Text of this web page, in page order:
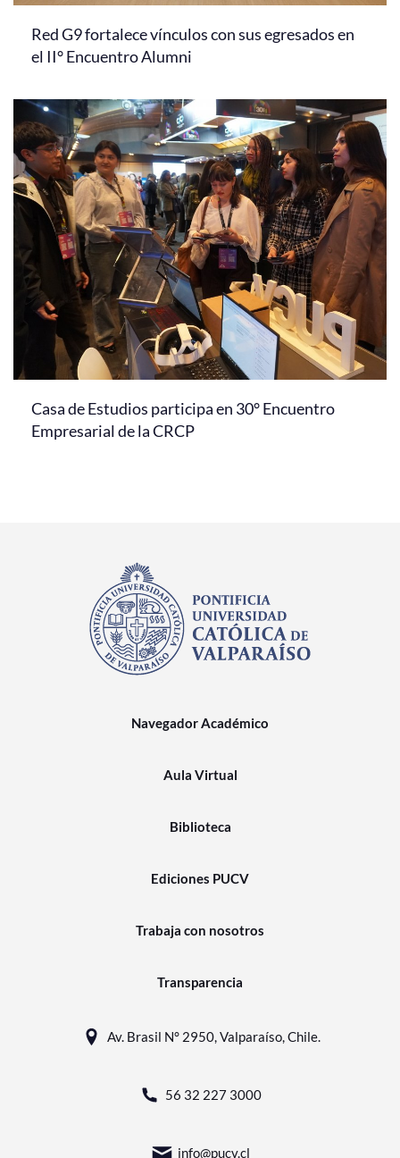
Red G9 fortalece vínculos con sus egresados en
el II° Encuentro Alumni
Casa de Estudios participa en 30° Encuentro
Empresarial de la CRCP
Navegador Académico
Aula Virtual
Biblioteca
Ediciones PUCV
Trabaja con nosotros
Transparencia
Av. Brasil N° 2950, Valparaíso, Chile.
56 32 227 3000
info@pucv.cl